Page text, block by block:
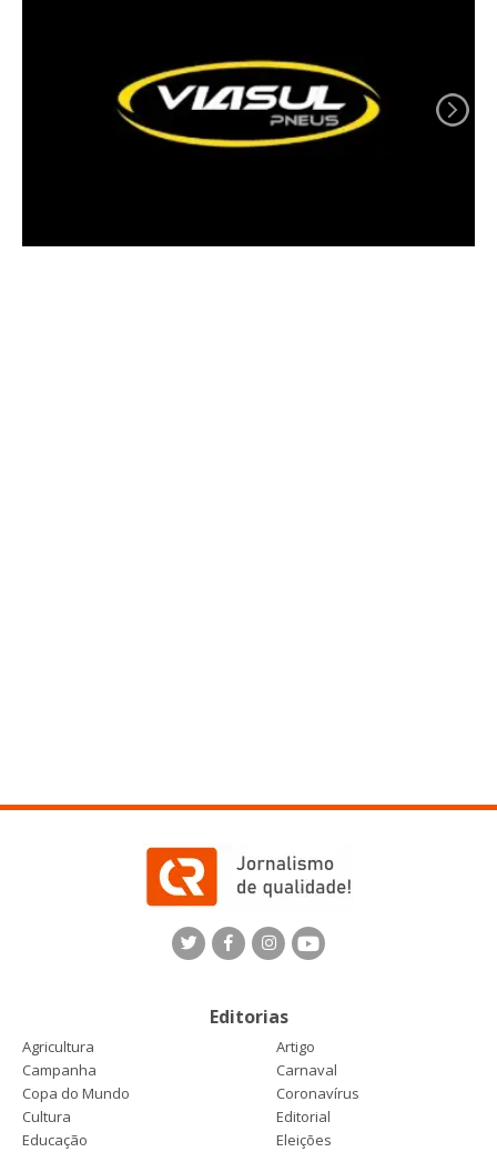
Editorias
Agricultura
Artigo
Campanha
Carnaval
Copa do Mundo
Coronavírus
Cultura
Editorial
Educação
Eleições